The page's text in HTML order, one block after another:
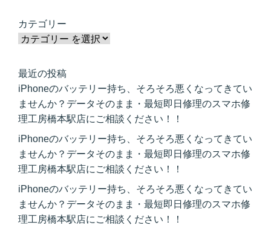
カテゴリー
最近の投稿
iPhoneのバッテリー持ち、そろそろ悪くなってきてい
ませんか？データそのまま・最短即日修理のスマホ修
理工房橋本駅店にご相談ください！！
iPhoneのバッテリー持ち、そろそろ悪くなってきてい
ませんか？データそのまま・最短即日修理のスマホ修
理工房橋本駅店にご相談ください！！
iPhoneのバッテリー持ち、そろそろ悪くなってきてい
ませんか？データそのまま・最短即日修理のスマホ修
理工房橋本駅店にご相談ください！！